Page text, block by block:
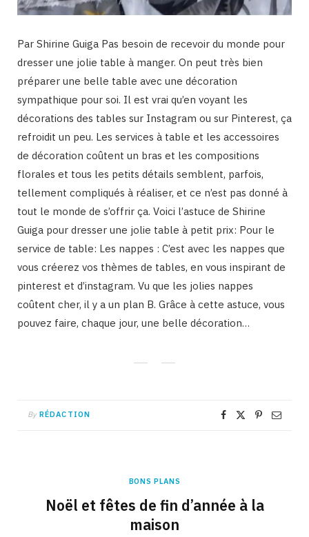
Par Shirine Guiga Pas besoin de recevoir du monde pour
dresser une jolie table à manger. On peut très bien
préparer une belle table avec une décoration
sympathique pour soi. Il est vrai qu’en voyant les
décorations des tables sur Instagram ou sur Pinterest, ça
refroidit un peu. Les services à table et les accessoires
de décoration coûtent un bras et les compositions
florales et tous les petits détails semblent, parfois,
tellement compliqués à réaliser, et ce n’est pas donné à
tout le monde de s’offrir ça. Voici l’astuce de Shirine
Guiga pour dresser une jolie table à petit prix: Pour le
service de table: Les nappes : C’est avec les nappes que
vous créerez vos thèmes de tables, en vous inspirant de
pinterest et d’instagram. Vu que les jolies nappes
coûtent cher, il y a un plan B. Grâce à cette astuce, vous
pouvez faire, chaque jour, une belle décoration…
By RÉDACTION
BONS PLANS
Noël et fêtes de fin d’année à la
maison